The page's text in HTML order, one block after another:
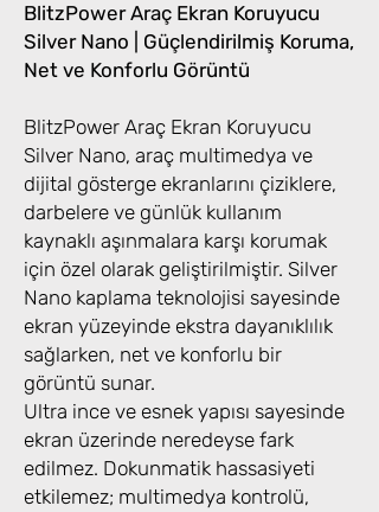
BlitzPower Araç Ekran Koruyucu
Silver Nano | Güçlendirilmiş Koruma,
Net ve Konforlu Görüntü
BlitzPower Araç Ekran Koruyucu
Silver Nano, araç multimedya ve
dijital gösterge ekranlarını çiziklere,
darbelere ve günlük kullanım
kaynaklı aşınmalara karşı korumak
için özel olarak geliştirilmiştir. Silver
Nano kaplama teknolojisi sayesinde
ekran yüzeyinde ekstra dayanıklılık
sağlarken, net ve konforlu bir
görüntü sunar.
Ultra ince ve esnek yapısı sayesinde
ekran üzerinde neredeyse fark
edilmez. Dokunmatik hassasiyeti
etkilemez; multimedya kontrolü,